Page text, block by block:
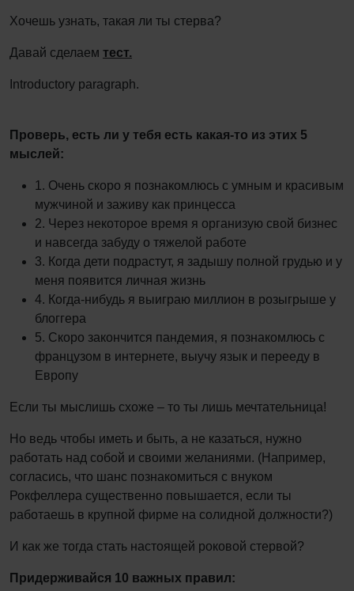
Хочешь узнать, такая ли ты стерва?
Давай сделаем тест.
Introductory paragraph.
Проверь, есть ли у тебя есть какая-то из этих 5
мыслей:
1. Очень скоро я познакомлюсь с умным и красивым
мужчиной и заживу как принцесса
2. Через некоторое время я организую свой бизнес
и навсегда забуду о тяжелой работе
3. Когда дети подрастут, я задышу полной грудью и у
меня появится личная жизнь
4. Когда-нибудь я выиграю миллион в розыгрыше у
блоггера
5. Скоро закончится пандемия, я познакомлюсь с
французом в интернете, выучу язык и перееду в
Европу
Если ты мыслишь схоже – то ты лишь мечтательница!
Но ведь чтобы иметь и быть, а не казаться, нужно
работать над собой и своими желаниями. (Например,
согласись, что шанс познакомиться с внуком
Рокфеллера существенно повышается, если ты
работаешь в крупной фирме на солидной должности?)
И как же тогда стать настоящей роковой стервой?
Придерживайся 10 важных правил: